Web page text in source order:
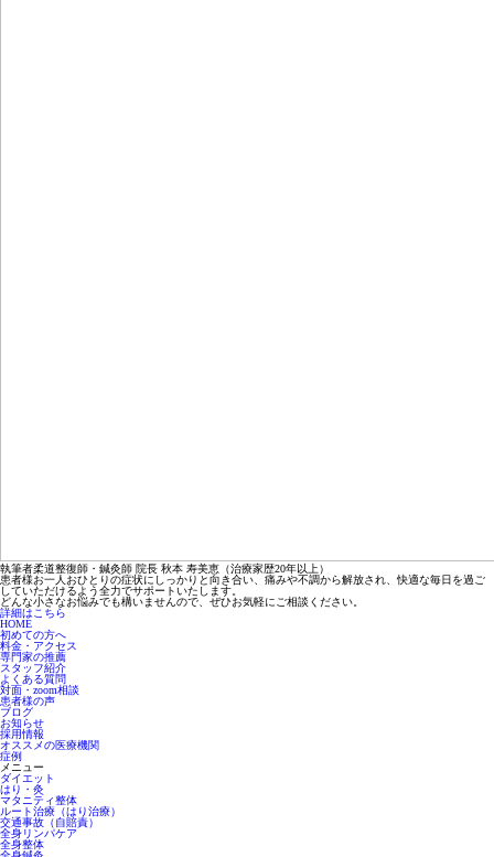
執筆者柔道整復師・鍼灸師 院長 秋本 寿美恵（治療家歴20年以上）
患者様お一人おひとりの症状にしっかりと向き合い、痛みや不調から解放され、快適な毎日を過ご
していただけるよう全力でサポートいたします。
どんな小さなお悩みでも構いませんので、ぜひお気軽にご相談ください。
詳細はこちら
HOME
初めての方へ
料金・アクセス
専門家の推薦
スタッフ紹介
よくある質問
対面・zoom相談
患者様の声
ブログ
お知らせ
採用情報
オススメの医療機関
症例
メニュー
ダイエット
はり・灸
マタニティ整体
ルート治療（はり治療）
交通事故（自賠責）
全身リンパケア
全身整体